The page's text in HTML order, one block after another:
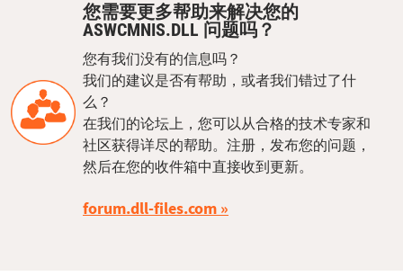
您需要更多帮助来解决您的
ASWCMNIS.DLL 问题吗？
您有我们没有的信息吗？
我们的建议是否有帮助，或者我们错过了什
么？
在我们的论坛上，您可以从合格的技术专家和
社区获得详尽的帮助。注册，发布您的问题，
然后在您的收件箱中直接收到更新。
forum.dll-files.com